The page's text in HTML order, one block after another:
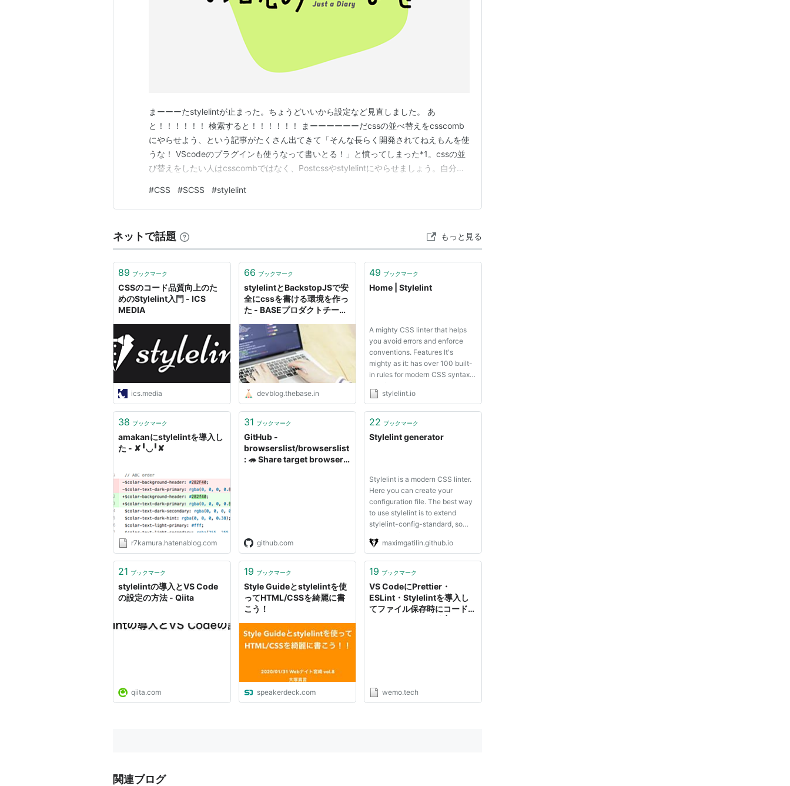
まーーーたstylelintが止まった。ちょうどいいから設定など見直しました。 あ
と！！！！！！ 検索すると！！！！！！ まーーーーーーだcssの並べ替えをcsscomb
にやらせよう、という記事がたくさん出てきて「そんな長らく開発されてねえもんを使
うな！ VScodeのプラグインも使うなって書いとる！」と憤ってしまった*1。cssの並
び替えをしたい人はcsscombではなく、Postcssやstylelintにやらせましょう。自分は
ィックスやらコンパイルやらはやってくれるので、scssと…
#CSS #SCSS #stylelint
ネットで話題 もっと見る
89 ブックマーク
CSSのコード品質向上のた
めのStylelint入門 - ICS
MEDIA
ics.media
66 ブックマーク
stylelintとBackstopJSで安
全にcssを書ける環境を作っ
た - BASEプロダクトチーム
devblog.thebase.in
49 ブックマーク
Home | Stylelint
A mighty CSS linter that helps
you avoid errors and enforce
conventions. Features​ It's
mighty as it: has over 100 built-
in rules for modern CSS syntax
you can create your own
problems where possible
that...
stylelint.io
38 ブックマーク
amakanにstylelintを導入し
た - ✘╹◡╹✘
r7kamura.hatenablog.com
31 ブックマーク
GitHub -
browserslist/browserslist
: 🦔 Share target browsers
github.com
22 ブックマーク
Stylelint generator
Stylelint is a modern CSS linter.
Here you can create your
configuration file. The best way
to use stylelint is to extend
stylelint-config-standard, so
options. Answer the questions
.stylelintrc. Read more about it's
maximgatilin.github.io
21 ブックマーク
stylelintの導入とVS Code
の設定の方法 - Qiita
qiita.com
19 ブックマーク
Style Guideとstylelintを使
ってHTML/CSSを綺麗に書
こう！
speakerdeck.com
19 ブックマーク
VS CodeにPrettier・
ESLint・Stylelintを導入し
てファイル保存時にコードを
wemo.tech
関連ブログ